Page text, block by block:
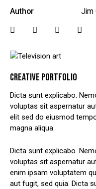
Author
Jim
CREATIVE PORTFOLIO
Dicta sunt explicabo.
voluptas sit aspernatur
elit sed do eiusmod
magna aliqua.
Dicta sunt explicabo.
voluptas sit aspernatur
enim ipsam voluptatem
aut fugit, sed quia. Dicta